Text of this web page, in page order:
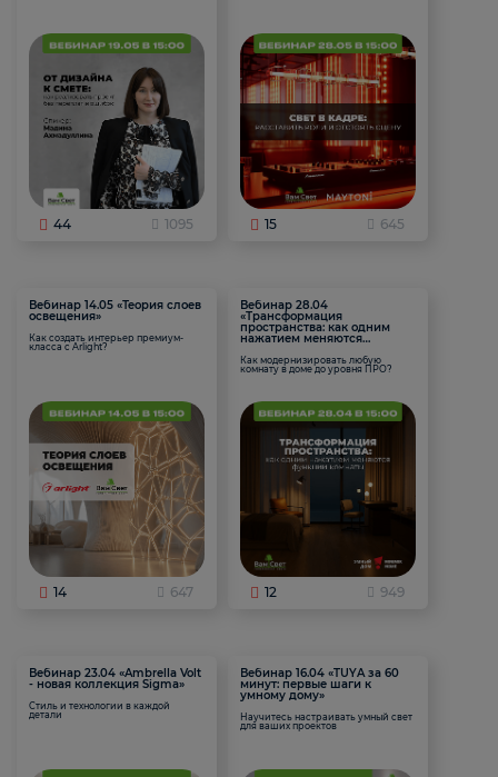
44 1095 15 645
Вебинар 14.05 «Теория слоев
освещения»
Как создать интерьер премиум-
класса с Arlight?
14 647
Вебинар 28.04
«Трансформация
пространства: как одним
нажатием меняются
Как модернизировать любую
комнату в доме до уровня ПРО?
12 949
Вебинар 23.04 «Ambrella Volt
- новая коллекция Sigma»
Стиль и технологии в каждой
детали
Вебинар 16.04 «TUYA за 60
минут: первые шаги к
умному дому»
Научитесь настраивать умный свет
для ваших проектов